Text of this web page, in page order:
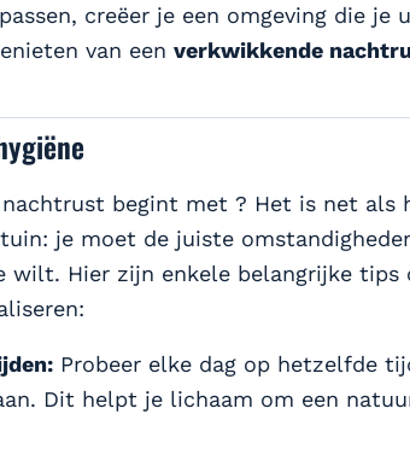
creëer je een omgeving die je
van eenverkwikkende
begint met ? Het is net als
je moet de juiste
wilt. Hier zijn enkele belangrijke tips
Probeer elke dag op hetzelfde
Dit helpt je lichaam om een